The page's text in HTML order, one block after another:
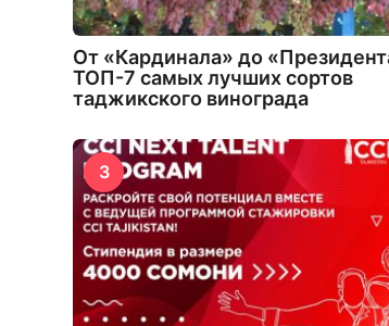
От «Кардинала» до
ТОП-7 самых лучших сортов
таджикского винограда
3